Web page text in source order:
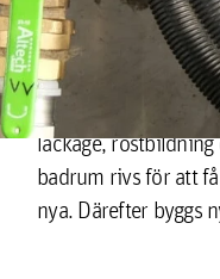
Ett stambyte är en
avloppsrör i en
vanligtvis när de
läckage,
badrum rivs för att
nya. Därefter byggs